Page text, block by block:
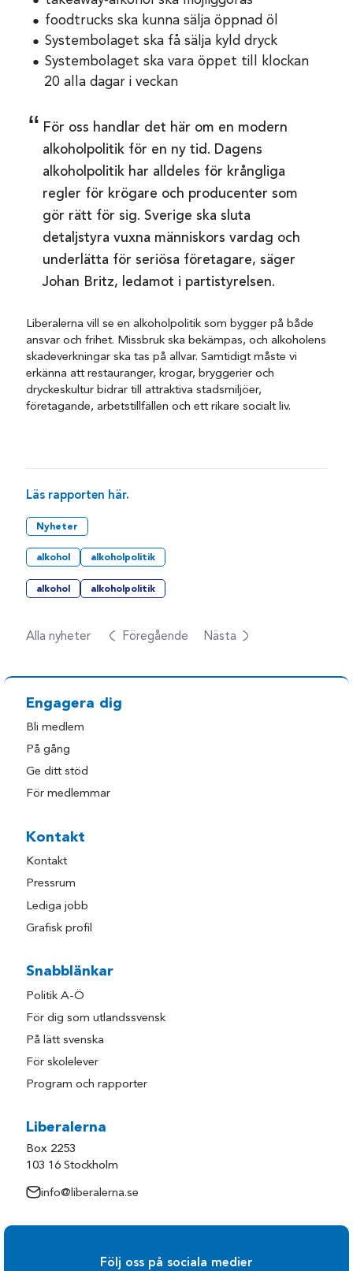
foodtrucks ska kunna sälja öppnad öl
Systembolaget ska få sälja kyld dryck
Systembolaget ska vara öppet till klockan
20 alla dagar i veckan
För oss handlar det här om en modern
alkoholpolitik för en ny tid. Dagens
alkoholpolitik har alldeles för krångliga
regler för krögare och producenter som
gör rätt för sig. Sverige ska sluta
detaljstyra vuxna människors vardag och
underlätta för seriösa företagare, säger
Johan Britz, ledamot i partistyrelsen.
Liberalerna vill se en alkoholpolitik som bygger på både
ansvar och frihet. Missbruk ska bekämpas, och alkoholens
skadeverkningar ska tas på allvar. Samtidigt måste vi
erkänna att restauranger, krogar, bryggerier och
dryckeskultur bidrar till attraktiva stadsmiljöer,
företagande, arbetstillfällen och ett rikare socialt liv.
Läs rapporten här.
Nyheter
alkohol alkoholpolitik
alkohol alkoholpolitik
Alla nyheter Föregående Nästa
Engagera dig
Bli medlem
På gång
Ge ditt stöd
För medlemmar
Kontakt
Kontakt
Pressrum
Lediga jobb
Grafisk profil
Snabblänkar
Politik A-Ö
För dig som utlandssvensk
På lätt svenska
För skolelever
Program och rapporter
Liberalerna
Box 2253
103 16 Stockholm
info@liberalerna.se
Följ oss på sociala medier